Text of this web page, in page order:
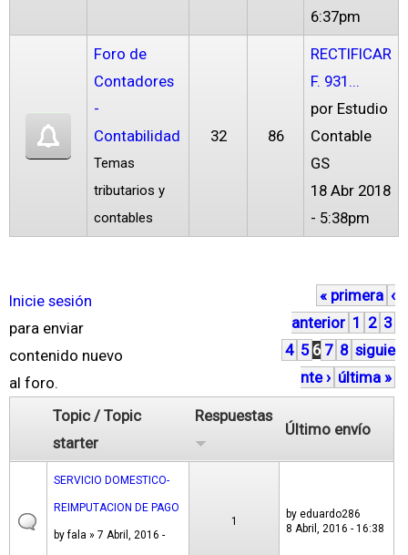
6:37pm
Foro de
Contadores
-
Contabilidad
Temas
tributarios y
contables
32 86
RECTIFICAR
F. 931...
por Estudio
Contable
GS
18 Abr 2018
- 5:38pm
Inicie sesión
para enviar
contenido nuevo
al foro.
P
á
g
i
s
« primera ‹
anterior 1 2 3
4 5 6 7 8 siguie
nte › última »
Topic / Topic
starter
Respuestas
Último envío
SERVICIO DOMESTICO-
REIMPUTACION DE PAGO
byfala » 7 Abril, 2016 -
1
by eduardo286
8 Abril, 2016 - 16:38